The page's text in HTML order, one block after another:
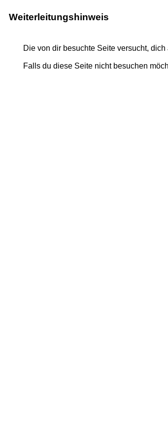
Weiterleitungshinweis
Die von dir besuchte Seite versucht, dich
Falls du diese Seite nicht besuchen